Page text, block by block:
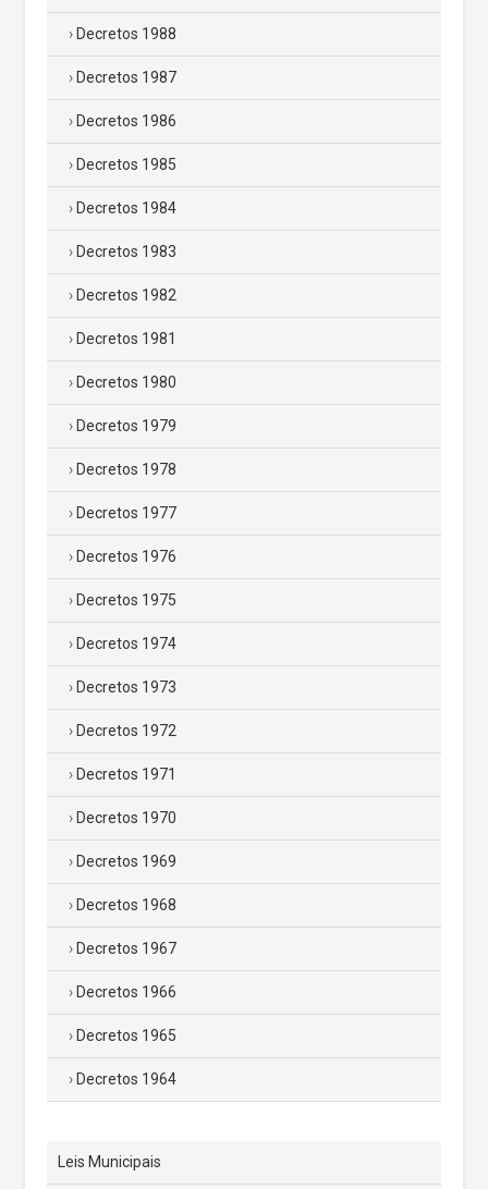
Decretos 1988
Decretos 1987
Decretos 1986
Decretos 1985
Decretos 1984
Decretos 1983
Decretos 1982
Decretos 1981
Decretos 1980
Decretos 1979
Decretos 1978
Decretos 1977
Decretos 1976
Decretos 1975
Decretos 1974
Decretos 1973
Decretos 1972
Decretos 1971
Decretos 1970
Decretos 1969
Decretos 1968
Decretos 1967
Decretos 1966
Decretos 1965
Decretos 1964
Leis Municipais